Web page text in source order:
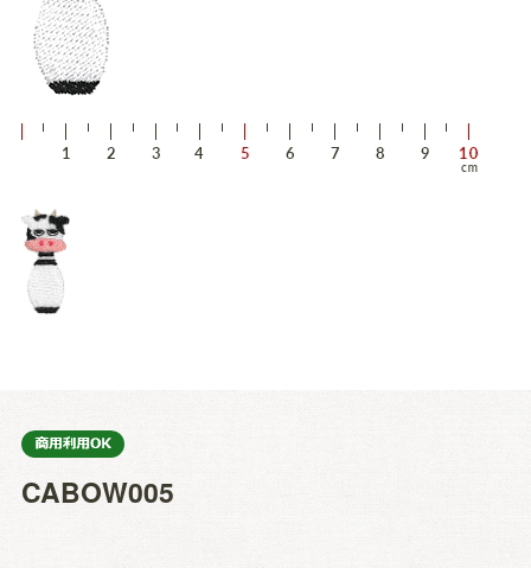
CABOW005